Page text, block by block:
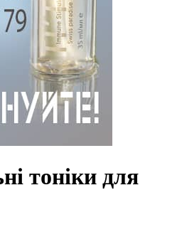
тоніки для